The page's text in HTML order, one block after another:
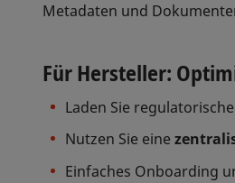
Metadaten und
Für Hersteller:
Laden Sie
Nutzen Sie eine
Einfaches Onboarding